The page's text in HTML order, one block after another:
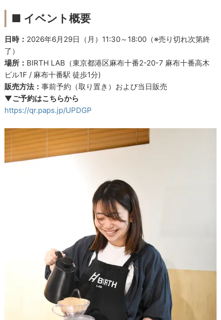
■ イベント概要
日時： 2026年6月29日（月）11:30～18:00（※売り切れ次第終
了）
場所： BIRTH LAB（東京都港区麻布十番2-20-7 麻布十番高木
ビル1F / 麻布十番駅 徒歩1分)
販売方法：事前予約（取り置き）および当日販売
▼ご予約はこちらから
https://qr.paps.jp/UPDGP